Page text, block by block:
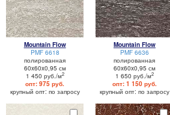
Mountain Flow
PMF 6618
полированная
60x60x0,95 см
1 450 руб./м2
опт: 975 руб.
крупный опт: по запросу
Mountain Flow
PMF 6636
полированная
60x60x0,95 см
1 650 руб./м2
опт: 1 150 руб.
крупный опт: по запросу